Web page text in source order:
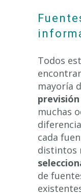
Todos
mayoría
muchas
cada
distintos
de